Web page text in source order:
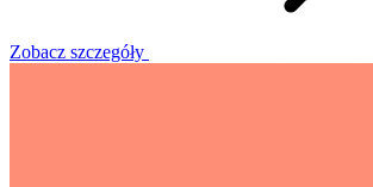
Zobacz szczegóły